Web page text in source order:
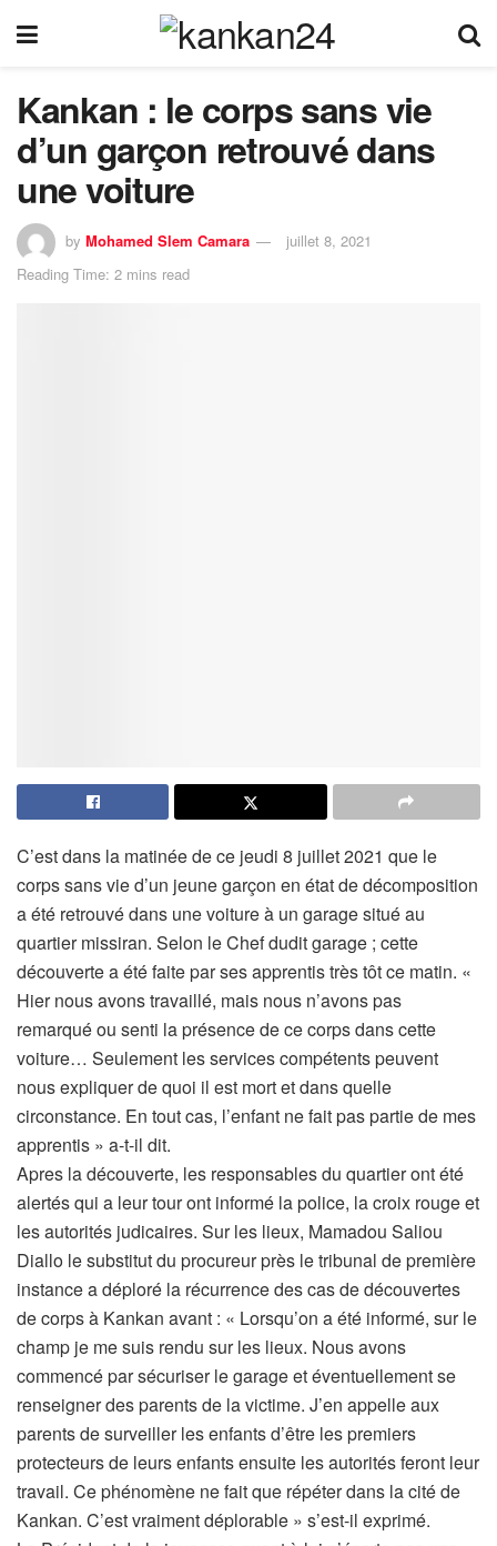
Kankan : le corps sans vie
d’un garçon retrouvé dans
une voiture
by Mohamed Slem Camara
juillet 8, 2021
Reading Time: 2 mins read
C’est dans la matinée de ce jeudi 8 juillet 2021 que le
corps sans vie d’un jeune garçon en état de décomposition
a été retrouvé dans une voiture à un garage situé au
quartier missiran. Selon le Chef dudit garage ; cette
découverte a été faite par ses apprentis très tôt ce matin. «
Hier nous avons travaillé, mais nous n’avons pas
remarqué ou senti la présence de ce corps dans cette
voiture… Seulement les services compétents peuvent
nous expliquer de quoi il est mort et dans quelle
circonstance. En tout cas, l’enfant ne fait pas partie de mes
apprentis » a-t-il dit.
Apres la découverte, les responsables du quartier ont été
alertés qui a leur tour ont informé la police, la croix rouge et
les autorités judicaires. Sur les lieux, Mamadou Saliou
Diallo le substitut du procureur près le tribunal de première
instance a déploré la récurrence des cas de découvertes
de corps à Kankan avant : « Lorsqu’on a été informé, sur le
champ je me suis rendu sur les lieux. Nous avons
commencé par sécuriser le garage et éventuellement se
renseigner des parents de la victime. J’en appelle aux
parents de surveiller les enfants d’être les premiers
protecteurs de leurs enfants ensuite les autorités feront leur
travail. Ce phénomène ne fait que répéter dans la cité de
Kankan. C’est vraiment déplorable » s’est-il exprimé.